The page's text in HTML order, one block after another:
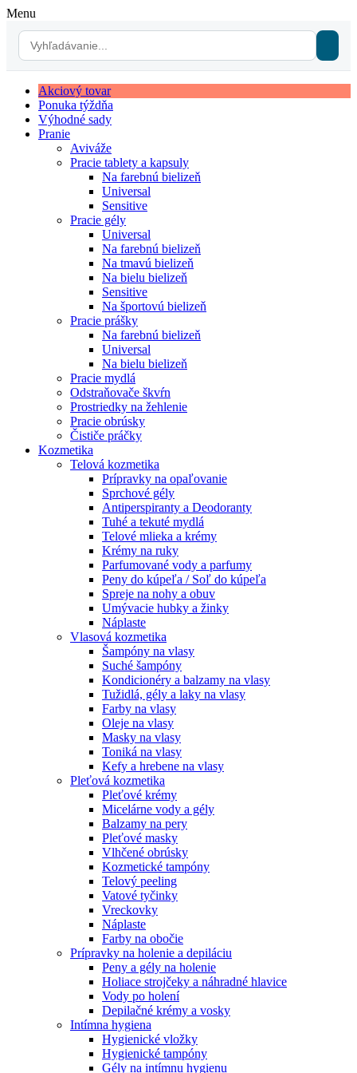
Menu
Akciový tovar
Ponuka týždňa
Výhodné sady
Pranie
Aviváže
Pracie tablety a kapsuly
Na farebnú bielizeň
Universal
Sensitive
Pracie gély
Universal
Na farebnú bielizeň
Na tmavú bielizeň
Na bielu bielizeň
Sensitive
Na športovú bielizeň
Pracie prášky
Na farebnú bielizeň
Universal
Na bielu bielizeň
Pracie mydlá
Odstraňovače škvŕn
Prostriedky na žehlenie
Pracie obrúsky
Čističe práčky
Kozmetika
Telová kozmetika
Prípravky na opaľovanie
Sprchové gély
Antiperspiranty a Deodoranty
Tuhé a tekuté mydlá
Telové mlieka a krémy
Krémy na ruky
Parfumované vody a parfumy
Peny do kúpeľa / Soľ do kúpeľa
Spreje na nohy a obuv
Umývacie hubky a žinky
Náplaste
Vlasová kozmetika
Šampóny na vlasy
Suché šampóny
Kondicionéry a balzamy na vlasy
Tužidlá, gély a laky na vlasy
Farby na vlasy
Oleje na vlasy
Masky na vlasy
Toniká na vlasy
Kefy a hrebene na vlasy
Pleťová kozmetika
Pleťové krémy
Micelárne vody a gély
Balzamy na pery
Pleťové masky
Vlhčené obrúsky
Kozmetické tampóny
Telový peeling
Vatové tyčinky
Vreckovky
Náplaste
Farby na obočie
Prípravky na holenie a depiláciu
Peny a gély na holenie
Holiace strojčeky a náhradné hlavice
Vody po holení
Depilačné krémy a vosky
Intímna hygiena
Hygienické vložky
Hygienické tampóny
Gély na intímnu hygienu